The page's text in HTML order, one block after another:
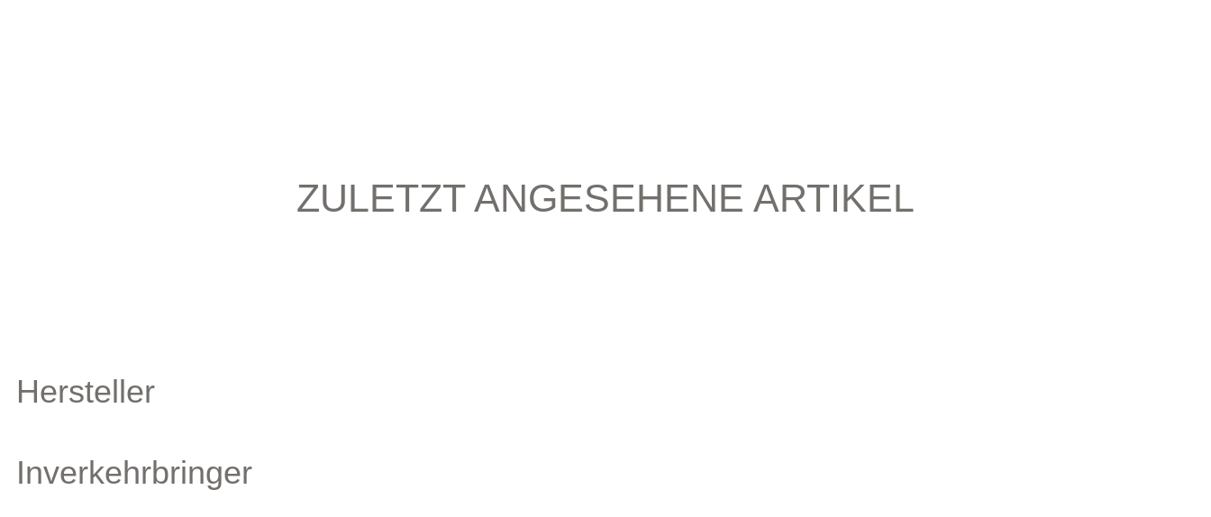
ZULETZT ANGESEHENE ARTIKEL
Hersteller
Inverkehrbringer